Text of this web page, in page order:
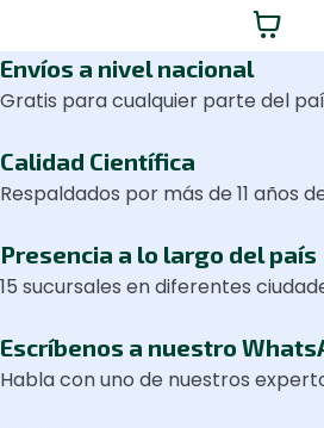
Envíos a nivel nacional
Gratis para cualquier parte del
Calidad Científica
Respaldados por más de 11 años
Presencia a lo largo del país
15 sucursales en diferentes
Escríbenos a nuestro
Habla con uno de nuestros